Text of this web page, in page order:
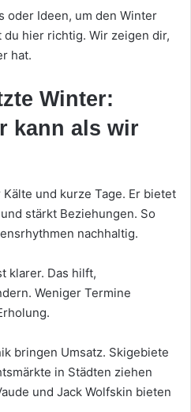
oder Ideen, um den Winter
hier richtig. Wir zeigen dir,
hat.
Winter:
kann als wir
und kurze Tage. Er bietet
stärkt Beziehungen. So
nachhaltig.
klarer. Das hilft,
Weniger Termine
bringen Umsatz. Skigebiete
in Städten ziehen
und Jack Wolfskin bieten